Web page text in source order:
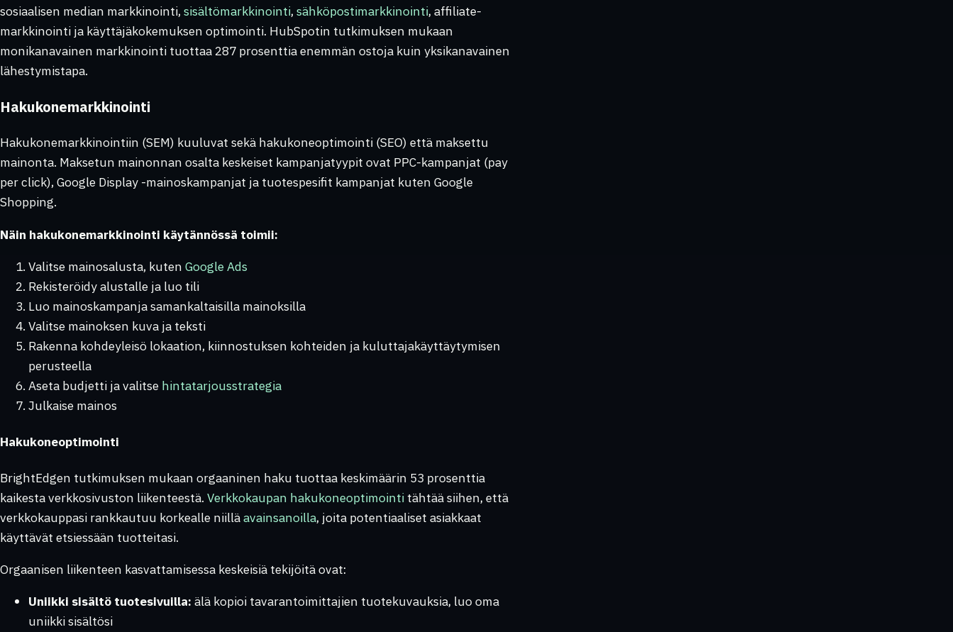
sosiaalisen median markkinointi, sisältömarkkinointi, sähköpostimarkkinointi, affiliate-
markkinointi ja käyttäjäkokemuksen optimointi. HubSpotin tutkimuksen mukaan
monikanavainen markkinointi tuottaa 287 prosenttia enemmän ostoja kuin yksikanavainen
lähestymistapa.
Hakukonemarkkinointi
Hakukonemarkkinointiin (SEM) kuuluvat sekä hakukoneoptimointi (SEO) että maksettu
mainonta. Maksetun mainonnan osalta keskeiset kampanjatyypit ovat PPC-kampanjat (pay
per click), Google Display -mainoskampanjat ja tuotespesifit kampanjat kuten Google
Shopping.
Näin hakukonemarkkinointi käytännössä toimii:
Valitse mainosalusta, kuten Google Ads
Rekisteröidy alustalle ja luo tili
Luo mainoskampanja samankaltaisilla mainoksilla
Valitse mainoksen kuva ja teksti
Rakenna kohdeyleisö lokaation, kiinnostuksen kohteiden ja kuluttajakäyttäytymisen
perusteella
Aseta budjetti ja valitse hintatarjousstrategia
Julkaise mainos
Hakukoneoptimointi
BrightEdgen tutkimuksen mukaan orgaaninen haku tuottaa keskimäärin 53 prosenttia
kaikesta verkkosivuston liikenteestä. Verkkokaupan hakukoneoptimointi tähtää siihen, että
verkkokauppasi rankkautuu korkealle niilläavainsanoilla, joita potentiaaliset asiakkaat
käyttävät etsiessään tuotteitasi.
Orgaanisen liikenteen kasvattamisessa keskeisiä tekijöitä ovat:
Uniikki sisältö tuotesivuilla: älä kopioi tavarantoimittajien tuotekuvauksia, luo oma
uniikki sisältösi